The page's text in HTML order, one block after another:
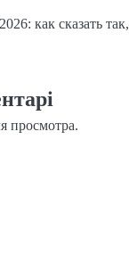
как сказать
просмотра.